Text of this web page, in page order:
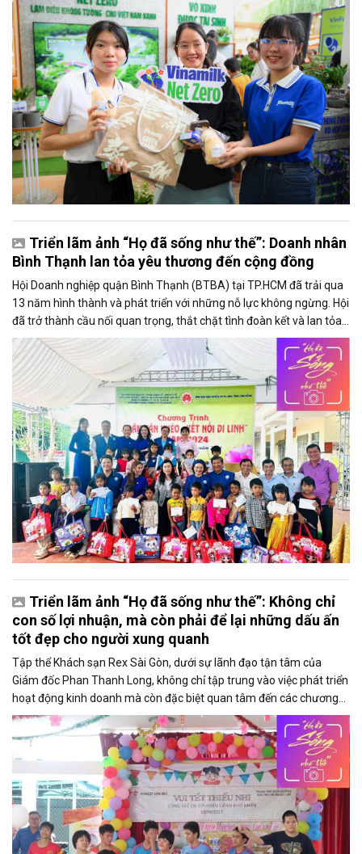
Triển lãm ảnh “Họ đã sống như thế”: Doanh nhân
Bình Thạnh lan tỏa yêu thương đến cộng đồng
Hội Doanh nghiệp quận Bình Thạnh (BTBA) tại TP.HCM đã trải qua
13 năm hình thành và phát triển với những nỗ lực không ngừng. Hội
đã trở thành cầu nối quan trọng, thắt chặt tình đoàn kết và lan tỏa
tinh thần nhiệt huyết, viết nên những câu chuyện đầy nghĩa tình.
Triển lãm ảnh “Họ đã sống như thế”: Không chỉ
con số lợi nhuận, mà còn phải để lại những dấu ấn
tốt đẹp cho người xung quanh
Tập thể Khách sạn Rex Sài Gòn, dưới sự lãnh đạo tận tâm của
Giám đốc Phan Thanh Long, không chỉ tập trung vào việc phát triển
hoạt động kinh doanh mà còn đặc biệt quan tâm đến các chương
trình thiện nguyện và hoạt động cộng đồng.